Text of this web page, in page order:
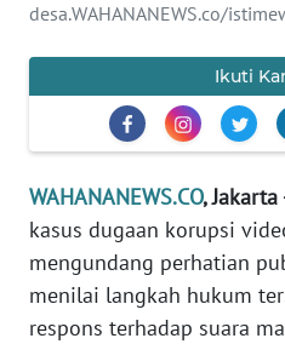
desa.WAHANANEWS.co/
Ikuti
WAHANANEWS.CO, Jakarta
kasus dugaan korupsi
mengundang perhatian
menilai langkah hukum
respons terhadap suara
OLAHRAGA
EDITORIAL
Informasi